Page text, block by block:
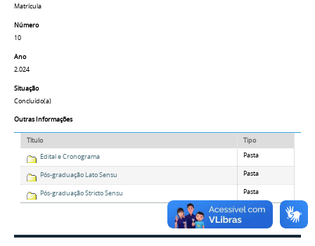
Matrícula
Número
10
Ano
2.024
Situação
Concluído(a)
Outras Informações
Título
Tipo
Edital e Cronograma
Pasta
Pós-graduação Lato Sensu Pasta
Pós-graduação Stricto Sensu Pasta